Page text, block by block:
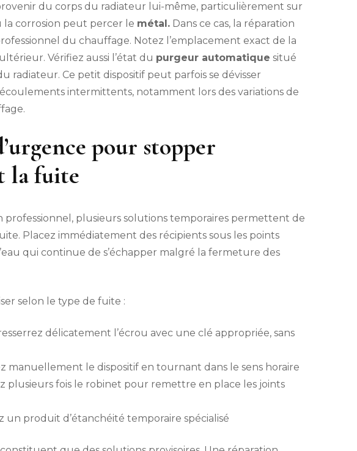
du corps du radiateur lui-même, particulièrement sur
la corrosion peut percer le métal. Dans ce cas, la réparation
du chauffage. Notez l’emplacement exact de la
Vérifiez aussi l’état du purgeur automatique situé
radiateur. Ce petit dispositif peut parfois se dévisser
intermittents, notamment lors des variations de
pour stopper
la fuite
professionnel, plusieurs solutions temporaires permettent de
Placez immédiatement des récipients sous les points
qui continue de s’échapper malgré la fermeture des
selon le type de fuite :
délicatement l’écrou avec une clé appropriée, sans
manuellement le dispositif en tournant dans le sens horaire
plusieurs fois le robinet pour remettre en place les joints
un produit d’étanchéité temporaire spécialisé